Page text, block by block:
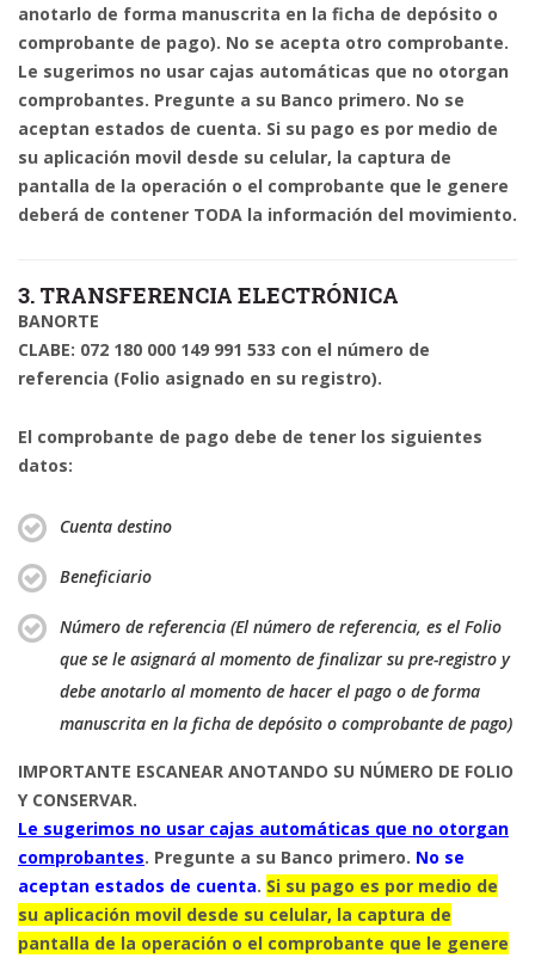
anotarlo de forma manuscrita en la ficha de depósito o
comprobante de pago). No se acepta otro comprobante.
Le sugerimos no usar cajas automáticas que no otorgan
comprobantes. Pregunte a su Banco primero. No se
aceptan estados de cuenta. Si su pago es por medio de
su aplicación movil desde su celular, la captura de
pantalla de la operación o el comprobante que le genere
deberá de contener TODA la información del movimiento.
3. TRANSFERENCIA ELECTRÓNICA
BANORTE
CLABE: 072 180 000 149 991 533 con el número de
referencia (Folio asignado en su registro).
El comprobante de pago debe de tener los siguientes
datos:
Cuenta destino
Beneficiario
Número de referencia (El número de referencia, es el Folio
que se le asignará al momento de finalizar su pre-registro y
debe anotarlo al momento de hacer el pago o de forma
manuscrita en la ficha de depósito o comprobante de pago)
IMPORTANTE ESCANEAR ANOTANDO SU NÚMERO DE FOLIO
Y CONSERVAR.
Le sugerimos no usar cajas automáticas que no otorgan
comprobantes. Pregunte a su Banco primero. No se
aceptan estados de cuenta. Si su pago es por medio de
su aplicación movil desde su celular, la captura de
pantalla de la operación o el comprobante que le genere